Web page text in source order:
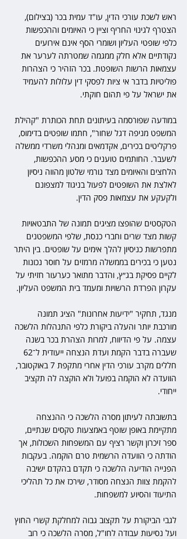
ראש לשכת עורכי הדין, עו"ד עמית בכר (בצילום),
הצטרף לגינוי החריף וציין כי האיומים וההכפשות
כלפי שופטי העליון ושומרי הסף אינם אירועים
נקודתיים אלא חלק ממגמה שמטרתה לערער את
עצמאות הרשות השופטת. בכר הזהיר כי הצהרות
פוליטיות בדבר אי ציות לפסקי דין עלולות להעמיד
את ישראל על פי תהום חוקתי.
במודעה שפורסמה בעיתונים תחת הכותרת "קהילת
המשפט מניפה דגל שחור", חתמו שופטים בדימוס,
פרקליטים בכירים, אקדמאים ומנהלי משרדי ממשלה
לשעבר. החותמים טוענים כי מסע ההכפשות,
הלחצים והאיומים מצד גורמי שלטון מהווה ניסיון
לאלצת את השופטים לפעול בניגוד למצפונם
ולקעקע את עצמאות פסק הדין.
הטקסטים שהופצו מציגים תמונה של התבטאויות
קשות מצד שרים וחברי כנסת, שלפי המשפטנים
מתפרשות כניסיון להלך אימים על שופטים. בין היתר
נטען כי בכירים בממשלה מרמזים על חוסר נכונות
לקיים פסיקת בג״ץ, והדבר מתואר כערעור חזיתי על
עקרון הפרדת הרשויות ומעמד בית המשפט העליון.
מנגד, תחקיר "ידיעות אחרונות" הציג תמונה
מורכבת יותר והעלה ביקורת כלפי התנהלות הלשכה
עצמה. על פי הדיווח, למרות הצהרת בכר בשנה
חללים מקרב עורכי הדין אחרי מתקפת 7 באוקטובר,
הוועדה לא הוקמה בפועל ולא הוקצה לה תקציב
ייחודי.
בתשובתה לעיתון מסרה הלשכה כי ההנצחה
מתקיימת באופן שוטף באמצעות טקסים שנתיים,
ספר זיכרון וקשר רציף עם המשפחות השכולות, אך
הודתה כי הוועדה הרשמית טרם הוקמה. בעקבות
הפנייה הודיעה הלשכה כי תקדם בהקדם ישיבה
להקמת צוות הנצחה מסודר, שירכז את כל תהליכי
התיעוד והסיוע למשפחות.
לגבי הביקורת על תקצוב גבוה למחלקת קשרי החוץ
ועל נסיעות עבודה לחו"ל, מסרה הלשכה כי רוב